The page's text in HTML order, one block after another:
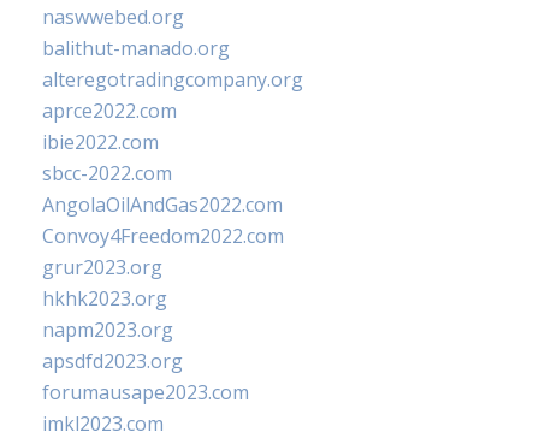
naswwebed.org
balithut-manado.org
alteregotradingcompany.org
aprce2022.com
ibie2022.com
sbcc-2022.com
AngolaOilAndGas2022.com
Convoy4Freedom2022.com
grur2023.org
hkhk2023.org
napm2023.org
apsdfd2023.org
forumausape2023.com
imkl2023.com